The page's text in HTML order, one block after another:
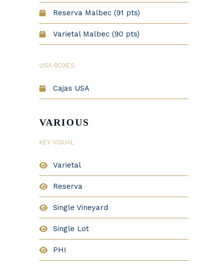
Reserva Malbec (91 pts)
Varietal Malbec (90 pts)
USA BOXES
Cajas USA
VARIOUS
KEY VISUAL
Varietal
Reserva
Single Vineyard
Single Lot
PHI